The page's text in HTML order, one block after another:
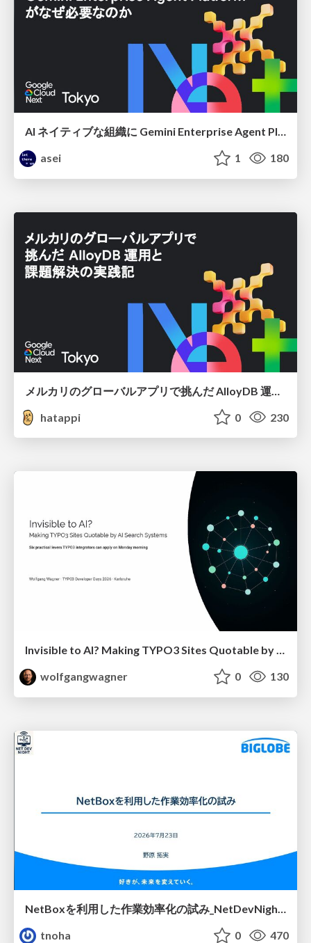
AI ネイティブな組織に Gemini Enterprise Agent Platform がなぜ必要なのか
asei
1 180
hatappi
0 230
Invisible to AI? Making TYPO3 Sites Quotable by AI Search Systems
wolfgangwagner
0 130
NetBoxを利用した作業効率化の試み_NetDevNight4
tnoha
0 470